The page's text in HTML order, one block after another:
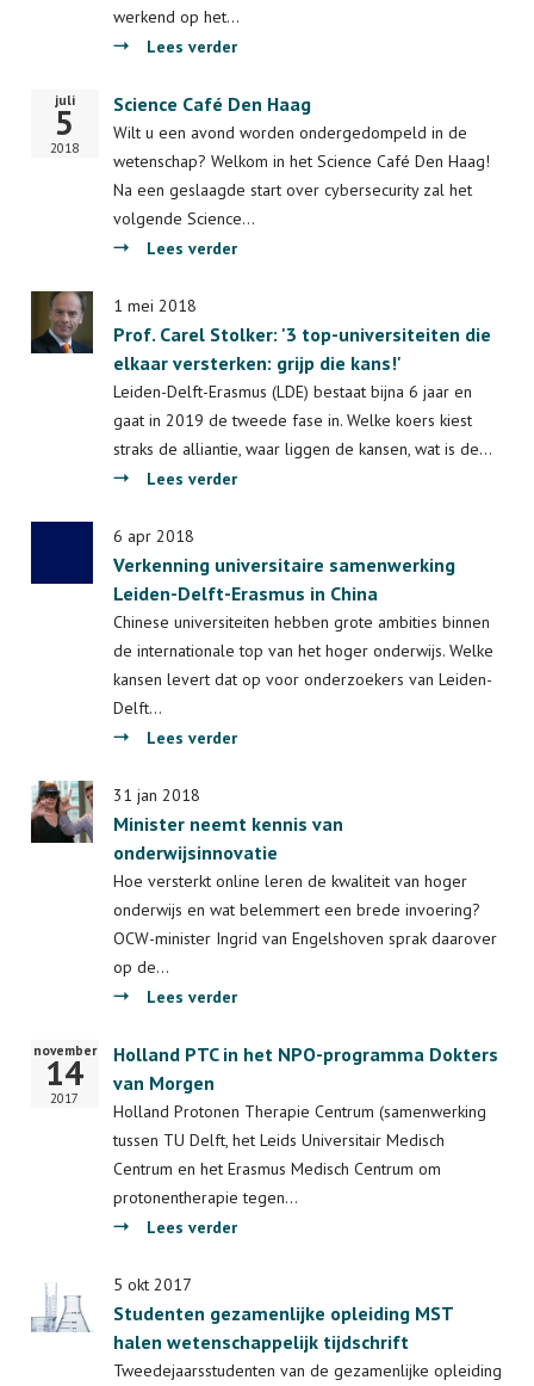
wil
iets
voor
de
chemie
werkend op het…
Lees verderover
Intelligence-
onderzoekers
werken
aan
zelflerend
zorgsysteem
Startdatum
juli
5
2018
Science Café Den Haag
Wilt u een avond worden ondergedompeld in de
wetenschap? Welkom in het Science Café Den Haag!
Na een geslaagde start over cybersecurity zal het
volgende Science…
Lees verderover
Den
Haag
1 mei 2018
Prof. Carel Stolker: '3 top-universiteiten die
elkaar versterken: grijp die kans!'
Leiden-Delft-Erasmus (LDE) bestaat bijna 6 jaar en
gaat in 2019 de tweede fase in. Welke koers kiest
straks de alliantie, waar liggen de kansen, wat is de…
Lees verderover
Stolker:
'3
top-
universiteiten
die
versterken:
kans!'
6 apr 2018
Verkenning universitaire samenwerking
Leiden-Delft-Erasmus in China
Chinese universiteiten hebben grote ambities binnen
de internationale top van het hoger onderwijs. Welke
kansen levert dat op voor onderzoekers van Leiden-
Delft…
Lees verderover
samenwerking
Leiden-
Delft-
Erasmus
in
31 jan 2018
Minister neemt kennis van
onderwijsinnovatie
Hoe versterkt online leren de kwaliteit van hoger
onderwijs en wat belemmert een brede invoering?
OCW-minister Ingrid van Engelshoven sprak daarover
op de…
Lees verderover
neemt
van
onderwijsinnovatie
Startdatum
november
14
2017
Holland PTC in het NPO-programma Dokters
van Morgen
Holland Protonen Therapie Centrum (samenwerking
tussen TU Delft, het Leids Universitair Medisch
Centrum en het Erasmus Medisch Centrum om
protonentherapie tegen…
Lees verderover
in
het
NPO-
5 okt 2017
Studenten gezamenlijke opleiding MST
halen wetenschappelijk tijdschrift
Tweedejaarsstudenten van de gezamenlijke opleiding